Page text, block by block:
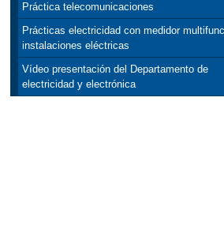
Práctica telecomunicaciones
Prácticas electricidad con medidor
instalaciones eléctricas
Vídeo presentación del Departamento de
electricidad y electrónica